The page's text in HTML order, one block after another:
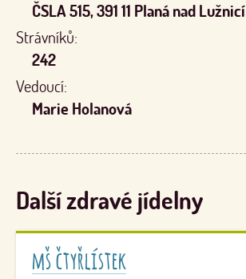
ČSLA 515, 391 11 Planá nad Lužnicí
Strávníků:
242
Vedoucí:
Marie Holanová
Další zdravé jídelny
mš čtyřlístek